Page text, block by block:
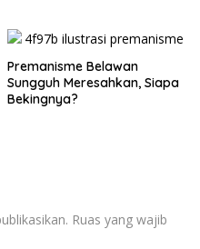
Premanisme Belawan
Sungguh Meresahkan, Siapa
Bekingnya?
Ruas yang wajib